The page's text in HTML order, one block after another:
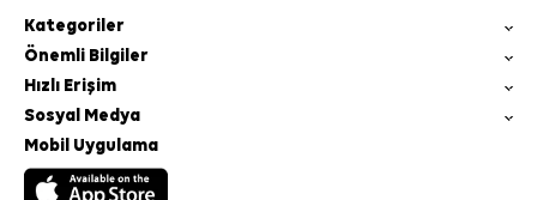
Kategoriler
Önemli Bilgiler
Hızlı Erişim
Sosyal Medya
Mobil Uygulama